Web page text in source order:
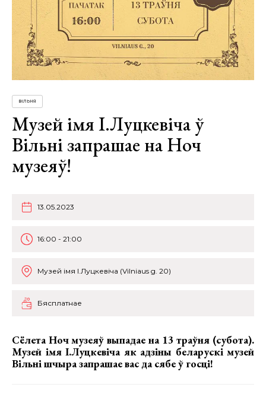
ВІЛЬНЯ
Музей імя І.Луцкевіча ў
Вільні запрашае на Ноч
музеяў!
13.05.2023
16:00 - 21:00
Музей імя І.Луцкевіча (Vilniaus g. 20)
Бясплатнае
Сёлета Ноч музеяў выпадае на 13 траўня (субота).
Музей імя І.Луцкевіча як адзіны беларускі музей
Вільні шчыра запрашае вас да сябе ў госці!